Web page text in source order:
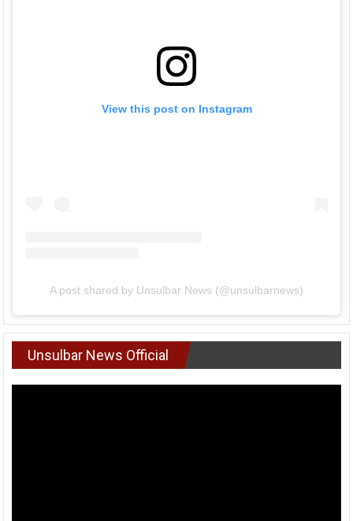
View this post on Instagram
A post shared by Unsulbar News (@unsulbarnews)
Unsulbar News Official